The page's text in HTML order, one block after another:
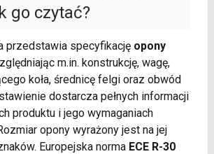
go czytać?
przedstawia specyfikację opony
m.in. konstrukcję, wagę,
koła, średnicę felgi oraz obwód
dostarcza pełnych informacji
produktu i jego wymaganiach
opony wyrażony jest na jej
Europejska norma ECE R-30